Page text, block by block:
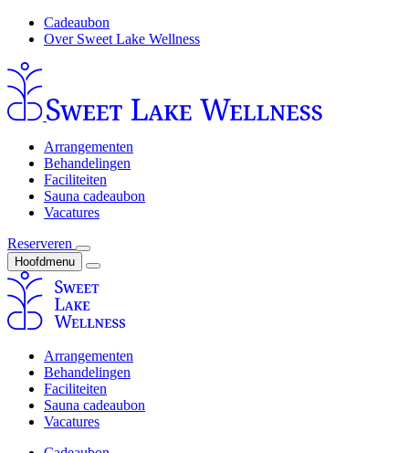
Cadeaubon
Over Sweet Lake Wellness
Arrangementen
Behandelingen
Faciliteiten
Sauna cadeaubon
Vacatures
Reserveren
Hoofdmenu
Arrangementen
Behandelingen
Faciliteiten
Sauna cadeaubon
Vacatures